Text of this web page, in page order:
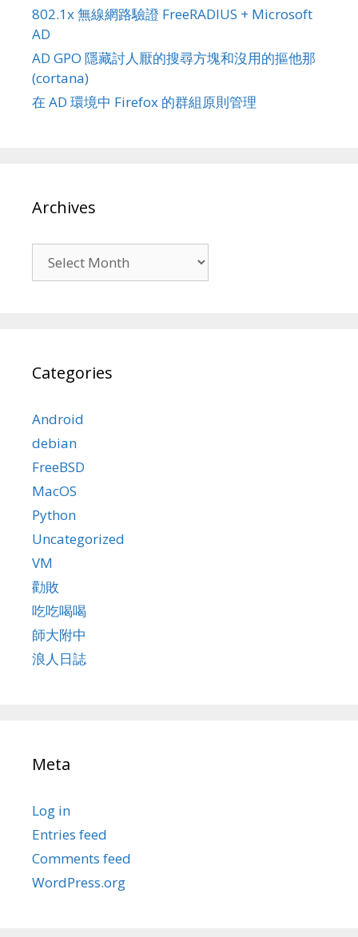
802.1x 無線網路驗證 FreeRADIUS + Microsoft
AD
AD GPO 隱藏討人厭的搜尋方塊和沒用的摳他那
(cortana)
在 AD 環境中 Firefox 的群組原則管理
Archives
Categories
Android
debian
FreeBSD
MacOS
Python
Uncategorized
VM
勸敗
吃吃喝喝
師大附中
浪人日誌
Meta
Log in
Entries feed
Comments feed
WordPress.org